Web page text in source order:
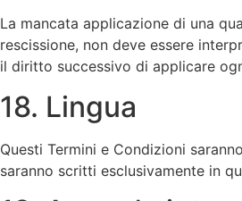
La mancata applicazione di una
rescissione, non deve essere
il diritto successivo di applicare
18. Lingua
Questi Termini e Condizioni
saranno scritti esclusivamente in